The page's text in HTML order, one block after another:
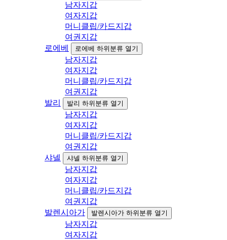
남자지갑
여자지갑
머니클립/카드지갑
여권지갑
로에베
로에베 하위분류 열기
남자지갑
여자지갑
머니클립/카드지갑
여권지갑
발리
발리 하위분류 열기
남자지갑
여자지갑
머니클립/카드지갑
여권지갑
샤넬
샤넬 하위분류 열기
남자지갑
여자지갑
머니클립/카드지갑
여권지갑
발렌시아가
발렌시아가 하위분류 열기
남자지갑
여자지갑